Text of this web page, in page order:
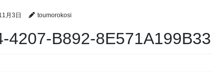
月3日 toumorokosi
4207-B892-8E571A199B33